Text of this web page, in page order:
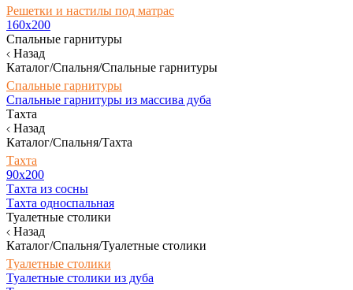
Решетки и настилы под матрас
160х200
Спальные гарнитуры
Назад
Каталог/Спальня/Спальные гарнитуры
Спальные гарнитуры
Спальные гарнитуры из массива дуба
Тахта
Назад
Каталог/Спальня/Тахта
Тахта
90х200
Тахта из сосны
Тахта односпальная
Туалетные столики
Назад
Каталог/Спальня/Туалетные столики
Туалетные столики
Туалетные столики из дуба